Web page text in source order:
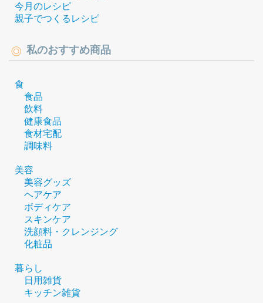
今月のレシピ
親子でつくるレシピ
私のおすすめ商品
食
食品
飲料
健康食品
食材宅配
調味料
美容
美容グッズ
ヘアケア
ボディケア
スキンケア
洗顔料・クレンジング
化粧品
暮らし
日用雑貨
キッチン雑貨